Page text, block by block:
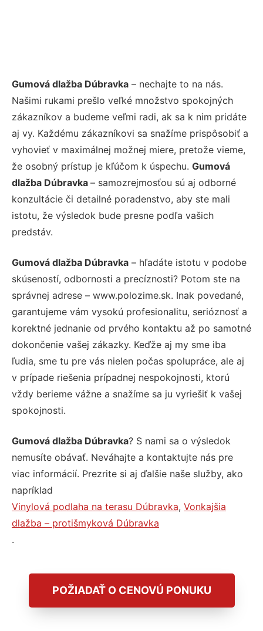
Gumová dlažba Dúbravka – nechajte to na nás.
Našimi rukami prešlo veľké množstvo spokojných
zákazníkov a budeme veľmi radi, ak sa k nim pridáte
aj vy. Každému zákazníkovi sa snažíme prispôsobiť a
vyhovieť v maximálnej možnej miere, pretože vieme,
že osobný prístup je kľúčom k úspechu. Gumová
dlažba Dúbravka – samozrejmosťou sú aj odborné
konzultácie či detailné poradenstvo, aby ste mali
istotu, že výsledok bude presne podľa vašich
predstáv.
Gumová dlažba Dúbravka – hľadáte istotu v podobe
skúseností, odbornosti a precíznosti? Potom ste na
správnej adrese – www.polozime.sk. Inak povedané,
garantujeme vám vysokú profesionalitu, serióznosť a
korektné jednanie od prvého kontaktu až po samotné
dokončenie vašej zákazky. Keďže aj my sme iba
ľudia, sme tu pre vás nielen počas spolupráce, ale aj
v prípade riešenia prípadnej nespokojnosti, ktorú
vždy berieme vážne a snažíme sa ju vyriešiť k vašej
spokojnosti.
Gumová dlažba Dúbravka? S nami sa o výsledok
nemusíte obávať. Neváhajte a kontaktujte nás pre
viac informácií. Prezrite si aj ďalšie naše služby, ako
napríklad
Vinylová podlaha na terasu Dúbravka, Vonkajšia
dlažba – protišmyková Dúbravka
.
POŽIADAŤ O CENOVÚ PONUKU